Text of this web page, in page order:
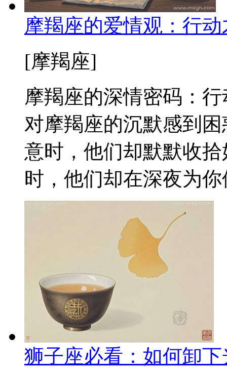
摩羯座的爱情观：行
[摩羯座]
摩羯座的深情密码：
对摩羯座的沉默感到
意时，他们却默默收
时，他们却在深夜为
狮子座必看：如何卸